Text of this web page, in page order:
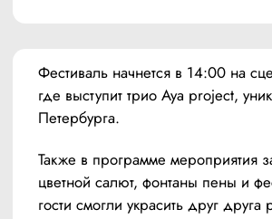
Фестиваль начнется в 14:00 на
где выступит трио Aya project,
Петербурга.
Также в программе мероприятия
цветной салют, фонтаны пены и
гости смогли украсить друг